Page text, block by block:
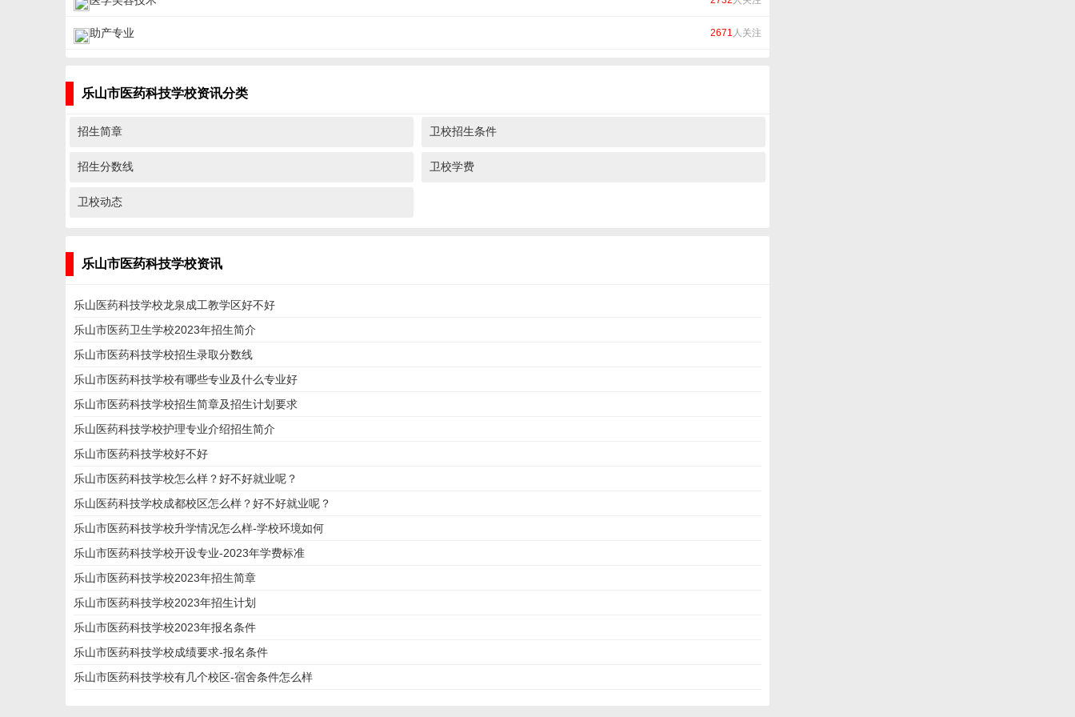
助产专业 2671 人关注
乐山市医药科技学校资讯分类
招生简章 卫校招生条件
招生分数线 卫校学费
卫校动态
乐山市医药科技学校资讯
乐山医药科技学校龙泉成工教学区好不好
乐山市医药卫生学校2023年招生简介
乐山市医药科技学校招生录取分数线
乐山市医药科技学校有哪些专业及什么专业好
乐山市医药科技学校招生简章及招生计划要求
乐山医药科技学校护理专业介绍招生简介
乐山市医药科技学校好不好
乐山市医药科技学校怎么样？好不好就业呢？
乐山医药科技学校成都校区怎么样？好不好就业呢？
乐山市医药科技学校升学情况怎么样-学校环境如何
乐山市医药科技学校开设专业-2023年学费标准
乐山市医药科技学校2023年招生简章
乐山市医药科技学校2023年招生计划
乐山市医药科技学校2023年报名条件
乐山市医药科技学校成绩要求-报名条件
乐山市医药科技学校有几个校区-宿舍条件怎么样